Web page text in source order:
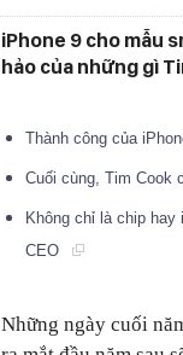
iPhone 9 cho mẫu
hảo của những gì
Thành công của
Cuối cùng, Tim Cook
Không chỉ là chip
CEO
Những ngày cuối